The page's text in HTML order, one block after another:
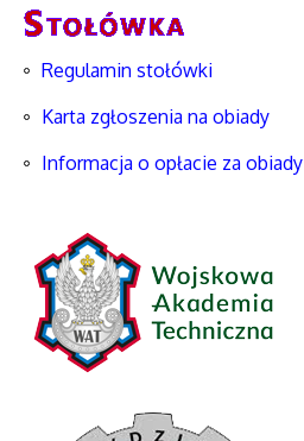
Regulamin stołówki
Karta zgłoszenia na obiady
Informacja o opłacie za obiady